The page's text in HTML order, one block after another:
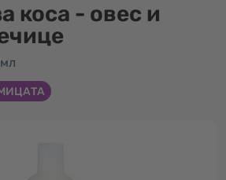
коса - овес и